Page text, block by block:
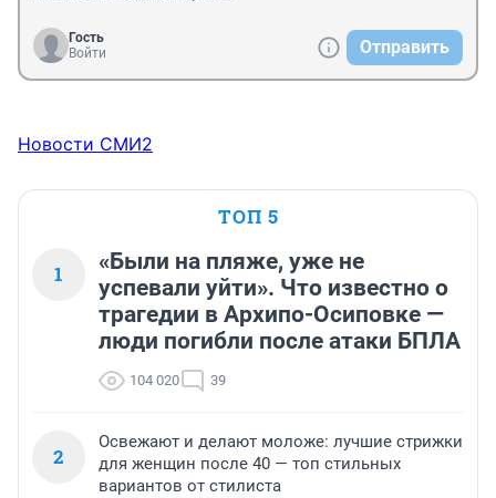
Гость
Войти
Отправить
Новости СМИ2
ТОП 5
1
«Были на пляже, уже не
успевали уйти». Что известно о
трагедии в Архипо-Осиповке —
люди погибли после атаки БПЛА
104 020 39
2
Освежают и делают моложе: лучшие стрижки
для женщин после 40 — топ стильных
вариантов от стилиста